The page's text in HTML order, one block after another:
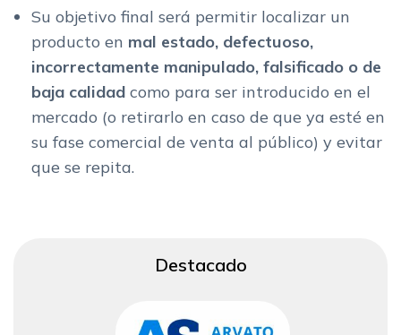
Su objetivo final será permitir localizar un
producto en mal estado, defectuoso,
incorrectamente manipulado, falsificado o de
baja calidad como para ser introducido en el
mercado (o retirarlo en caso de que ya esté en
su fase comercial de venta al público) y evitar
que se repita.
Destacado